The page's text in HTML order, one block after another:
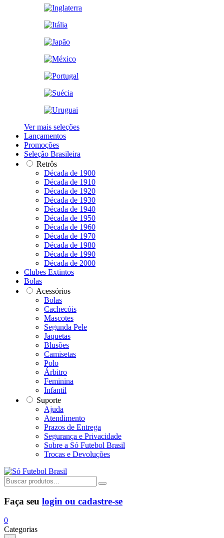
Ver mais seleções
Lançamentos
Promoções
Seleção Brasileira
Retrôs
Década de 1900
Década de 1910
Década de 1920
Década de 1930
Década de 1940
Década de 1950
Década de 1960
Década de 1970
Década de 1980
Década de 1990
Década de 2000
Clubes Extintos
Bolas
Acessórios
Bolas
Cachecóis
Mascotes
Segunda Pele
Jaquetas
Blusões
Camisetas
Polo
Árbitro
Feminina
Infantil
Suporte
Ajuda
Atendimento
Prazos de Entrega
Segurança e Privacidade
Sobre a Só Futebol Brasil
Trocas e Devoluções
Faça seu login ou cadastre-se
0
Categorias